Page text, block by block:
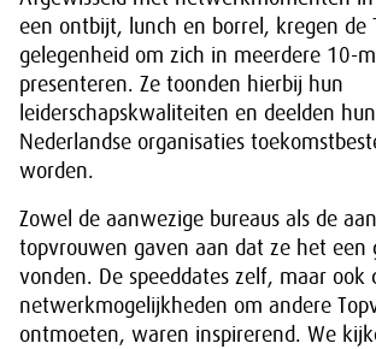
een ontbijt, lunch en borrel, kregen de
gelegenheid om zich in meerdere 10-
presenteren. Ze toonden hierbij hun
leiderschapskwaliteiten en deelden
Nederlandse organisaties
worden.
Zowel de aanwezige bureaus als de
topvrouwen gaven aan dat ze het een
vonden. De speeddates zelf, maar ook
netwerkmogelijkheden om andere
ontmoeten, waren inspirerend. We